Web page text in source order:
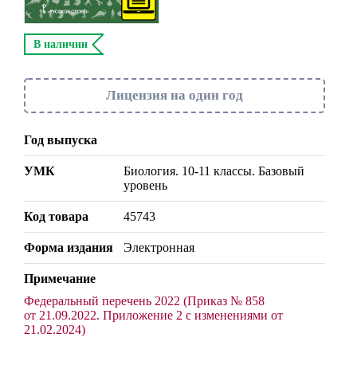
В наличии
Лицензия на один год
Год выпуска
УМК
Биология. 10-11 классы. Базовый
уровень
Код товара 45743
Форма издания Электронная
Примечание
Федеральный перечень 2022 (Приказ № 858
от 21.09.2022. Приложение 2 с изменениями от
21.02.2024)